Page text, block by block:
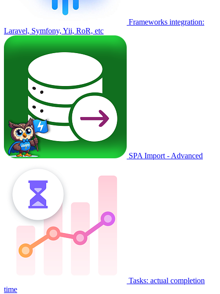
Frameworks integration:
Laravel, Symfony, Yii, RoR, etc
SPA Import - Advanced
Tasks: actual completion
time